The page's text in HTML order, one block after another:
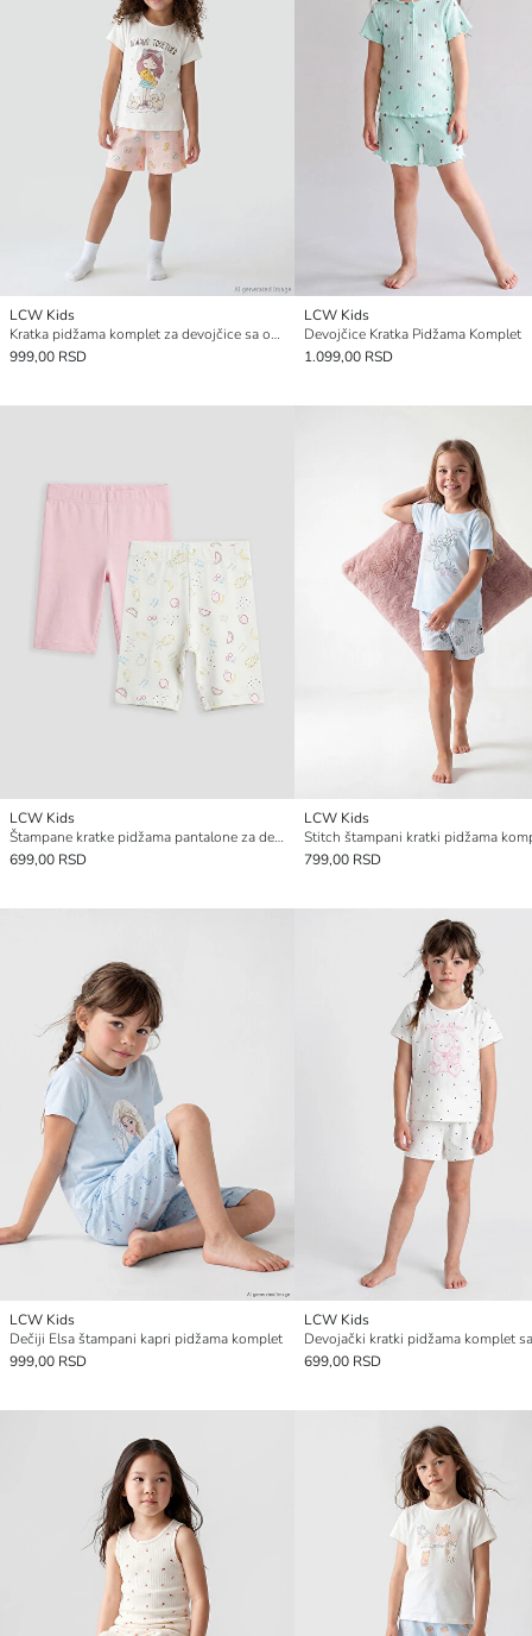
LCW Kids
Kratka pidžama komplet za devojčice sa okruglim izrezom i štampom
999,00 RSD
LCW Kids
Devojčice Kratka Pidžama Komplet
1.099,00 RSD
LCW Kids
Štampane kratke pidžama pantalone za devojčice, pakovanje od 2 komada
699,00 RSD
LCW Kids
799,00 RSD
LCW Kids
Dečiji Elsa štampani kapri pidžama komplet
999,00 RSD
LCW Kids
699,00 RSD